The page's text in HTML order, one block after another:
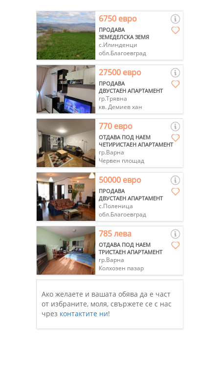
6750 евро
ПРОДАВА
ЗЕМЕДЕЛСКА ЗЕМЯ
с.Илинденци
обл.Благоевград
27500 евро
ПРОДАВА
ДВУСТАЕН АПАРТАМЕНТ
гр.Трявна
кв. Демиев хан
770 евро
ОТДАВА ПОД НАЕМ
ЧЕТИРИСТАЕН АПАРТАМЕНТ
гр.Варна
Червен площад
50000 евро
ПРОДАВА
ДВУСТАЕН АПАРТАМЕНТ
с.Поленица
обл.Благоевград
785 лева
ОТДАВА ПОД НАЕМ
ТРИСТАЕН АПАРТАМЕНТ
гр.Варна
Колхозен пазар
Ако желаете и вашата обява да е част
от избраните, моля, свържете се с нас
чрез контактите ни!